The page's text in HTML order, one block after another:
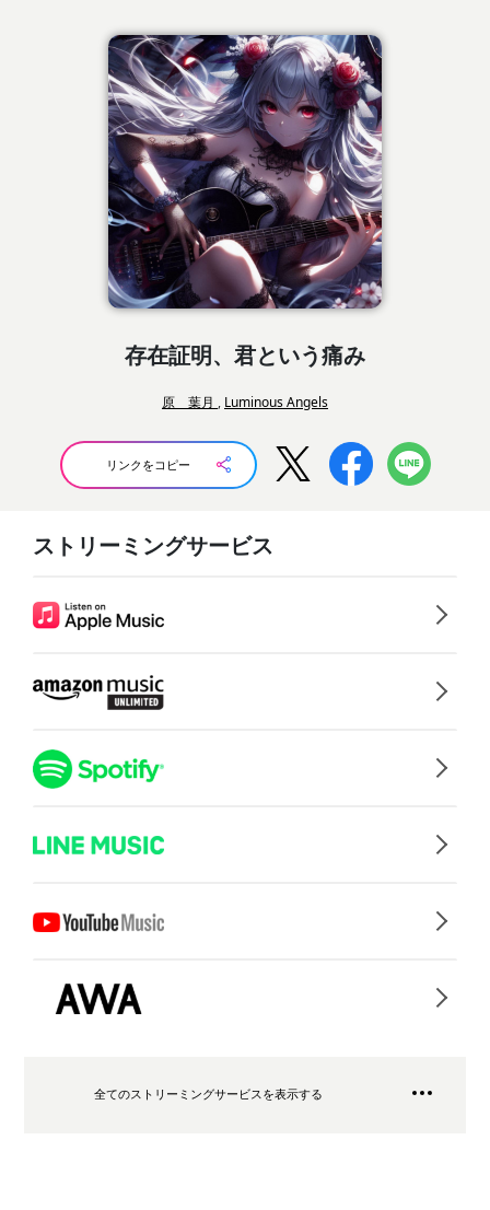
存在証明、君という痛み
原 葉月 , Luminous Angels
リンクをコピー
ストリーミングサービス
全てのストリーミングサービスを表示する